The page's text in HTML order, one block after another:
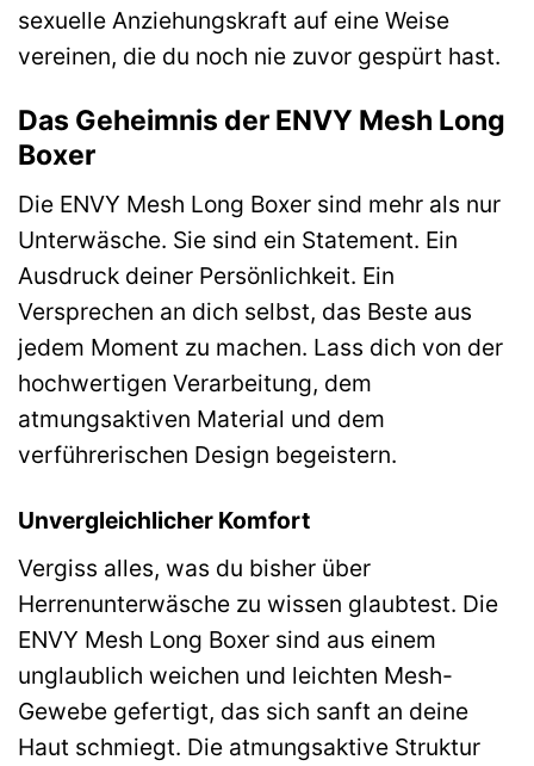
sexuelle Anziehungskraft auf eine Weise
vereinen, die du noch nie zuvor gespürt hast.
Das Geheimnis der ENVY Mesh Long
Boxer
Die ENVY Mesh Long Boxer sind mehr als nur
Unterwäsche. Sie sind ein Statement. Ein
Ausdruck deiner Persönlichkeit. Ein
Versprechen an dich selbst, das Beste aus
jedem Moment zu machen. Lass dich von der
hochwertigen Verarbeitung, dem
atmungsaktiven Material und dem
verführerischen Design begeistern.
Unvergleichlicher Komfort
Vergiss alles, was du bisher über
Herrenunterwäsche zu wissen glaubtest. Die
ENVY Mesh Long Boxer sind aus einem
unglaublich weichen und leichten Mesh-
Gewebe gefertigt, das sich sanft an deine
Haut schmiegt. Die atmungsaktive Struktur